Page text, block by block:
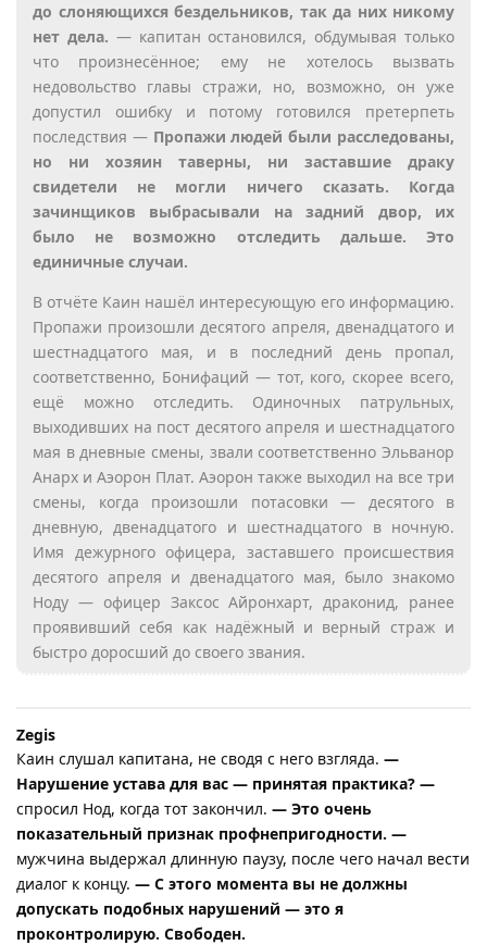
до слоняющихся бездельников, так да них никому
нет дела. — капитан остановился, обдумывая только
что произнесённое; ему не хотелось вызвать
недовольство главы стражи, но, возможно, он уже
допустил ошибку и потому готовился претерпеть
последствия — Пропажи людей были расследованы,
но ни хозяин таверны, ни заставшие драку
свидетели не могли ничего сказать. Когда
зачинщиков выбрасывали на задний двор, их
было не возможно отследить дальше. Это
единичные случаи.
В отчёте Каин нашёл интересующую его информацию.
Пропажи произошли десятого апреля, двенадцатого и
шестнадцатого мая, и в последний день пропал,
соответственно, Бонифаций — тот, кого, скорее всего,
ещё можно отследить. Одиночных патрульных,
выходивших на пост десятого апреля и шестнадцатого
мая в дневные смены, звали соответственно Эльванор
Анарх и Аэорон Плат. Аэорон также выходил на все три
смены, когда произошли потасовки — десятого в
дневную, двенадцатого и шестнадцатого в ночную.
Имя дежурного офицера, заставшего происшествия
десятого апреля и двенадцатого мая, было знакомо
Ноду — офицер Заксос Айронхарт, драконид, ранее
проявивший себя как надёжный и верный страж и
быстро доросший до своего звания.
Zegis
Каин слушал капитана, не сводя с него взгляда. —
Нарушение устава для вас — принятая практика? —
спросил Нод, когда тот закончил. — Это очень
показательный признак профнепригодности. —
мужчина выдержал длинную паузу, после чего начал вести
диалог к концу. — С этого момента вы не должны
допускать подобных нарушений — это я
проконтролирую. Свободен.